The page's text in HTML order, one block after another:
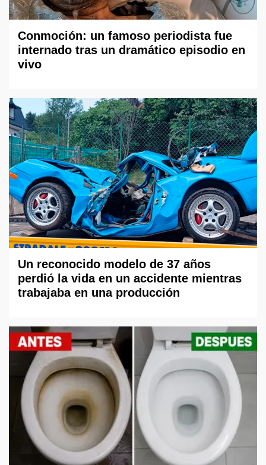
Conmoción: un famoso periodista fue
internado tras un dramático episodio en
vivo
Un reconocido modelo de 37 años
perdió la vida en un accidente mientras
trabajaba en una producción